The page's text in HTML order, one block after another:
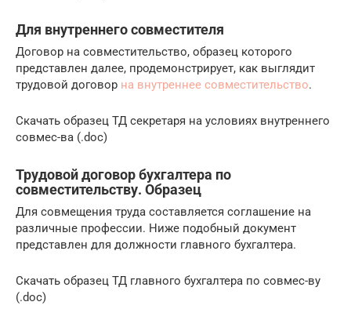
Для внутреннего совместителя
Договор на совместительство, образец которого
представлен далее, продемонстрирует, как выглядит
трудовой договор на внутреннее совместительство.
Скачать образец ТД секретаря на условиях внутреннего
совмес-ва (.doc)
Трудовой договор бухгалтера по
совместительству. Образец
Для совмещения труда составляется соглашение на
различные профессии. Ниже подобный документ
представлен для должности главного бухгалтера.
Скачать образец ТД главного бухгалтера по совмес-ву
(.doc)